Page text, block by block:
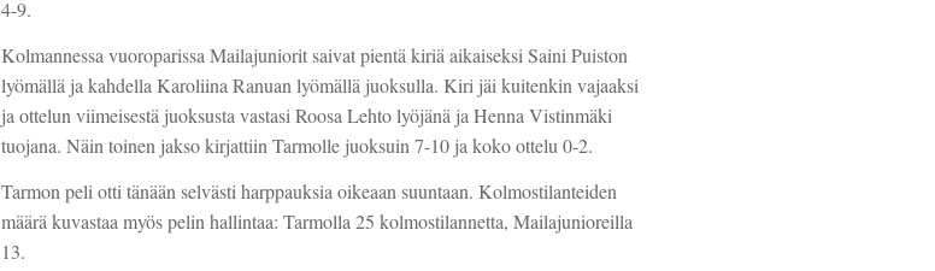
4-9.
Kolmannessa vuoroparissa Mailajuniorit saivat pientä kiriä aikaiseksi Saini Puiston
lyömällä ja kahdella Karoliina Ranuan lyömällä juoksulla. Kiri jäi kuitenkin vajaaksi
ja ottelun viimeisestä juoksusta vastasi Roosa Lehto lyöjänä ja Henna Vistinmäki
tuojana. Näin toinen jakso kirjattiin Tarmolle juoksuin 7-10 ja koko ottelu 0-2.
Tarmon peli otti tänään selvästi harppauksia oikeaan suuntaan. Kolmostilanteiden
määrä kuvastaa myös pelin hallintaa: Tarmolla 25 kolmostilannetta, Mailajunioreilla
13.